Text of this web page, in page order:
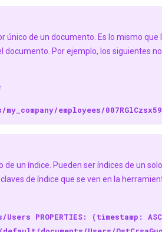
único de un documento. Es lo mismo que
Por ejemplo, los siguientes
employees/
un índice. Pueden ser índices de un
de índice que se ven en la
PROPERTIES: (timestamp: